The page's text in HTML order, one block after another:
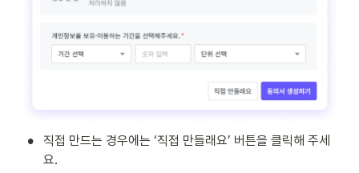
•
직접 만드는 경우에는 ‘직접 만들래요’ 버튼을 클릭해 주세
요.